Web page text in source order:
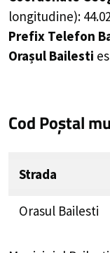
longitudine):
Prefix Telefon
Orașul Bailesti
Cod Poștal
Strada
Orasul Bailesti